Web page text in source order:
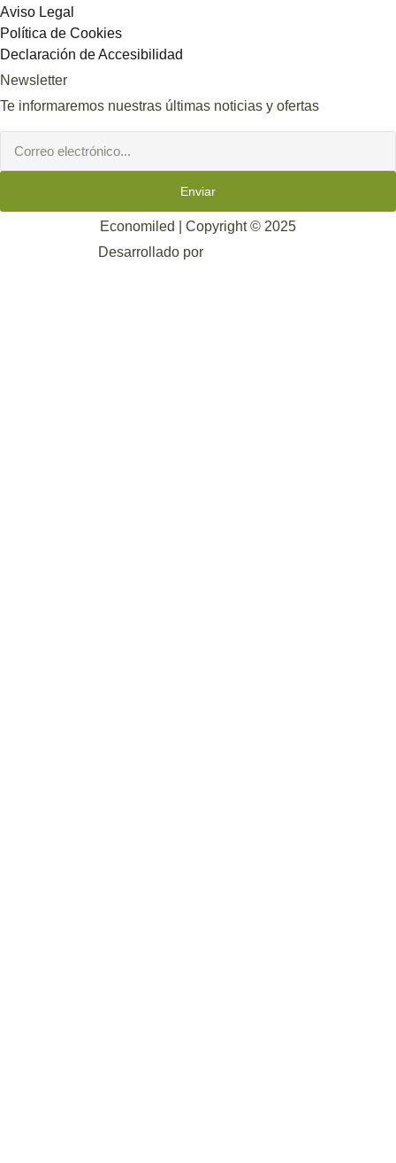
Aviso Legal
Política de Cookies
Declaración de Accesibilidad
Newsletter
Te informaremos nuestras últimas noticias y ofertas
Enviar
Economiled | Copyright © 2025
Desarrollado por